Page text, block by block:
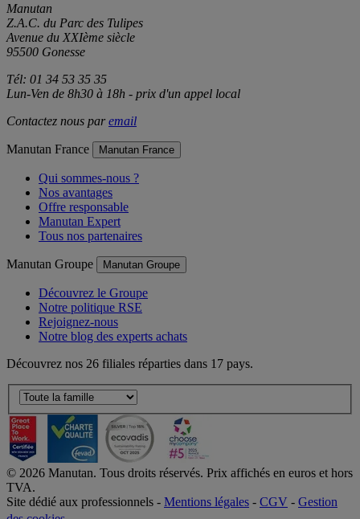
Manutan
Z.A.C. du Parc des Tulipes
Avenue du XXIème siècle
95500 Gonesse
Tél: 01 34 53 35 35
Lun-Ven de 8h30 à 18h - prix d'un appel local
Contactez nous paremail
Manutan France Manutan France
Qui sommes-nous ?
Nos avantages
Offre responsable
Manutan Expert
Tous nos partenaires
Manutan Groupe Manutan Groupe
Découvrez le Groupe
Notre politique RSE
Rejoignez-nous
Notre blog des experts achats
Découvrez nos 26 filiales réparties dans 17 pays.
© 2026 Manutan. Tous droits réservés. Prix affichés en euros et hors
TVA.
Site dédié aux professionnels - Mentions légales - CGV - Gestion